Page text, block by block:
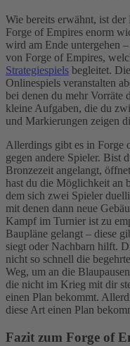
Wie bereits erwähnt, ist
Forge of Empires enorm
wird am Ende untergehen
von Forge of Empires,
Strategiespiels begleitet.
Onlinespiels veranstalten
bei denen du mehr Vorräte
kleine Aufgaben, die du
und Markierungen zeigen
Allerdings gibt es in Forge
gegen andere Spieler. Bist
Bronzezeit angelangt,
hast du die Möglichkeit an
dem sich zwei Spieler
mit denen dann neue
Kampf im Turnier ist zu
Baupläne gelangt – diese
siegt oder Nachbarn hilft.
nicht so schnell die
Weg, um an die
die nicht im Krieg mit dir
einen Plan bekommt.
diese Art einen Plan
Fazit zum Forge of